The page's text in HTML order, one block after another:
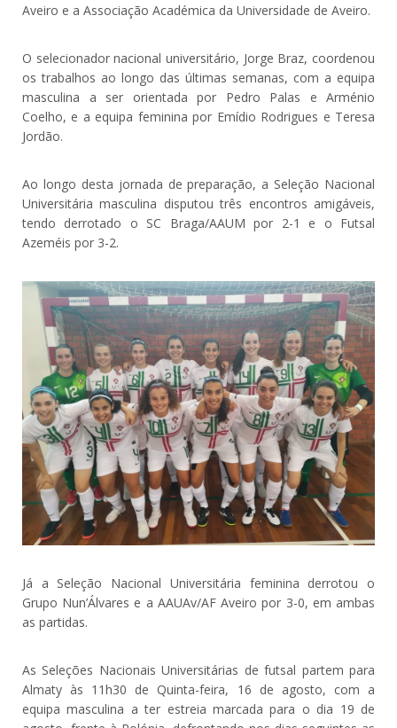
Aveiro e a Associação Académica da Universidade de Aveiro.
O selecionador nacional universitário, Jorge Braz, coordenou
os trabalhos ao longo das últimas semanas, com a equipa
masculina a ser orientada por Pedro Palas e Arménio
Coelho, e a equipa feminina por Emídio Rodrigues e Teresa
Jordão.
Ao longo desta jornada de preparação, a Seleção Nacional
Universitária masculina disputou três encontros amigáveis,
tendo derrotado o SC Braga/AAUM por 2-1 e o Futsal
Azeméis por 3-2.
Já a Seleção Nacional Universitária feminina derrotou o
Grupo Nun’Álvares e a AAUAv/AF Aveiro por 3-0, em ambas
as partidas.
As Seleções Nacionais Universitárias de futsal partem para
Almaty às 11h30 de Quinta-feira, 16 de agosto, com a
equipa masculina a ter estreia marcada para o dia 19 de